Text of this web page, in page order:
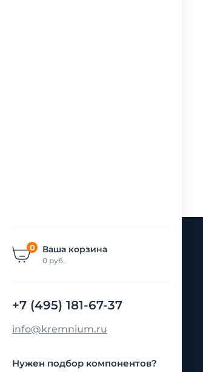
0 Ваша корзина
0 руб.
+7 (495) 181-67-37
info@kremnium.ru
Нужен подбор компонентов?